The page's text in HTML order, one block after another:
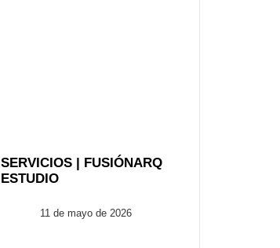
SERVICIOS | FUSIÓNARQ
ESTUDIO
11 de mayo de 2026